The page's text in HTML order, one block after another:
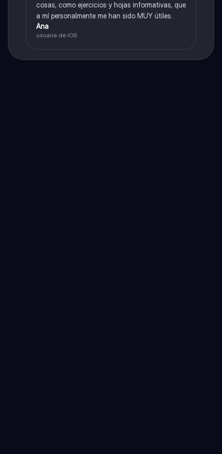
cosas, como ejercicios y hojas informativas, que
a mí personalmente me han sido MUY útiles.
Ana
usuaria de iOS